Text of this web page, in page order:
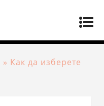
» Как да изберете